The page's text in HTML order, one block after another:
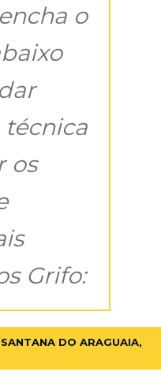
o
os
Grifo:
DO ARAGUAIA,